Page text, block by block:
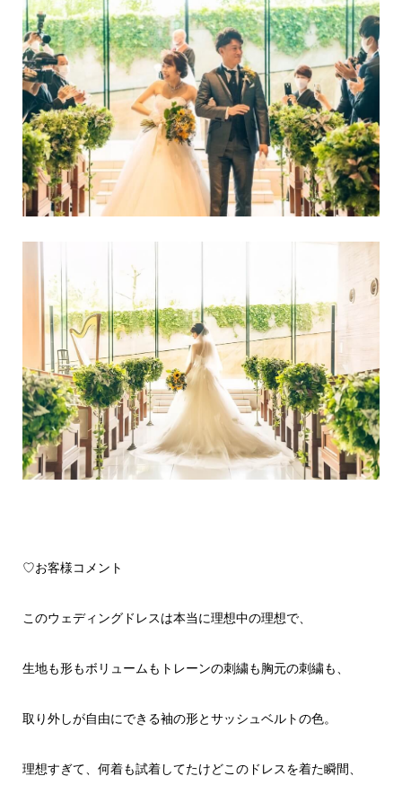
♡お客様コメント
このウェディングドレスは本当に理想中の理想で、
生地も形もボリュームもトレーンの刺繍も胸元の刺繍も、
取り外しが自由にできる袖の形とサッシュベルトの色。
理想すぎて、何着も試着してたけどこのドレスを着た瞬間、